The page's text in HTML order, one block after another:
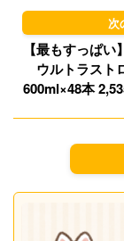
【最もすっぱ
ウルトラスト
600ml×48本